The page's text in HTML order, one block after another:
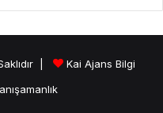
|
Kai Ajans Bilgi